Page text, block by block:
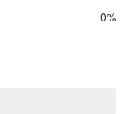
0%